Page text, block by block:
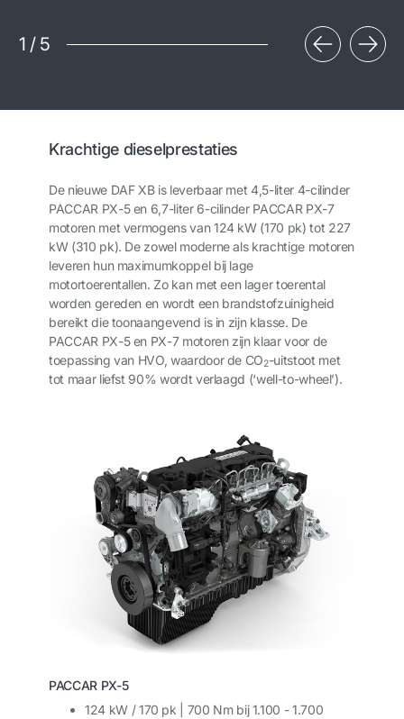
1 / 5
Krachtige dieselprestaties
De nieuwe DAF XB is leverbaar met 4,5-liter 4-cilinder
PACCAR PX-5 en 6,7-liter 6-cilinder PACCAR PX-7
motoren met vermogens van 124 kW (170 pk) tot 227
kW (310 pk). De zowel moderne als krachtige motoren
leveren hun maximumkoppel bij lage
motortoerentallen. Zo kan met een lager toerental
worden gereden en wordt een brandstofzuinigheid
bereikt die toonaangevend is in zijn klasse. De
PACCAR PX-5 en PX-7 motoren zijn klaar voor de
toepassing van HVO, waardoor de CO2-uitstoot met
tot maar liefst 90% wordt verlaagd (‘well-to-wheel’).
PACCAR PX-5
124 kW / 170 pk | 700 Nm bij 1.100 - 1.700